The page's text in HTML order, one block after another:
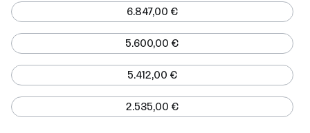
6.847,00 €
5.600,00 €
5.412,00 €
2.535,00 €